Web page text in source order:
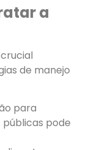
a
de manejo
para
pode